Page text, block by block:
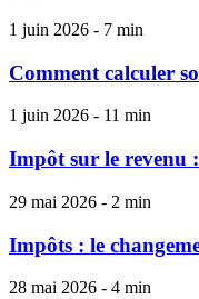
1 juin 2026 - 7 min
Comment calculer
1 juin 2026 - 11 min
Impôt sur le revenu
29 mai 2026 - 2 min
Impôts : le
28 mai 2026 - 4 min